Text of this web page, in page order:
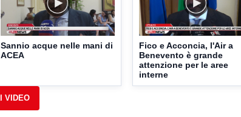
Sannio acque nelle mani di
ACEA
Fico e Acconcia, l'Air a
Benevento è grande
attenzione per le aree
interne